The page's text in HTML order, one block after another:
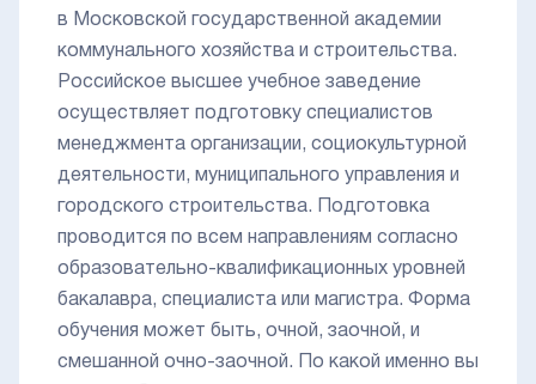
в Московской государственной академии
коммунального хозяйства и строительства.
Российское высшее учебное заведение
осуществляет подготовку специалистов
менеджмента организации, социокультурной
деятельности, муниципального управления и
городского строительства. Подготовка
проводится по всем направлениям согласно
образовательно-квалификационных уровней
бакалавра, специалиста или магистра. Форма
обучения может быть, очной, заочной, и
смешанной очно-заочной. По какой именно вы